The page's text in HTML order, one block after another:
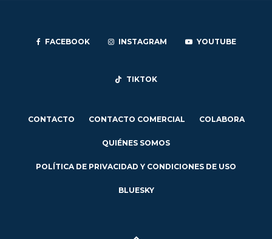
FACEBOOK INSTAGRAM YOUTUBE
TIKTOK
CONTACTO CONTACTO COMERCIAL COLABORA
QUIÉNES SOMOS
POLÍTICA DE PRIVACIDAD Y CONDICIONES DE USO
BLUESKY